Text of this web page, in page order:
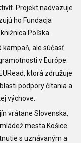
Projekt nadväzuje
ho Fundacja
Poľska.
kampaň, ale súčasť
v Európe.
ktorá združuje
podpory čítania a
výchove.
vrátane Slovenska,
mesta Košice.
s uznávaným a